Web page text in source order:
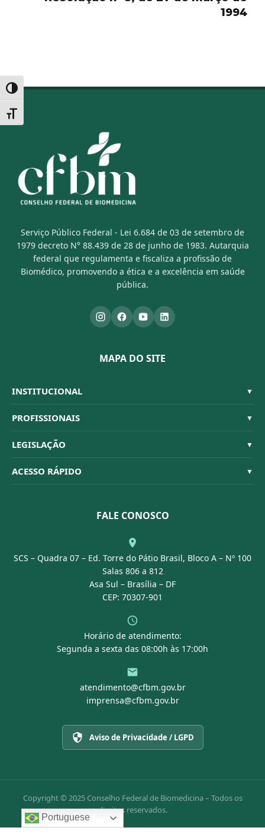
Alternar alto contraste
Alternar tamanho da fonte
1994
Serviço Público Federal - Lei 6.684 de 03 de setembro de
1979 decreto N° 88.439 de 28 de junho de 1983. Autarquia
federal que regulamenta e fiscaliza a profissão de
Biomédico, promovendo a ética e a excelência em saúde
pública.
MAPA DO SITE
INSTITUCIONAL ▼
Sistema CFBM
Quem Somos
Organograma
Conselheiros
PROFISSIONAIS ▼
Habilitações
Código de Ética
Dúvidas Frequentes
LEGISLAÇÃO ▼
Resoluções
ACESSO RÁPIDO ▼
Portal Transparência
FALE CONOSCO
SCS – Quadra 07 – Ed. Torre do Pátio Brasil, Bloco A – Nº 100
Salas 806 a 812
Asa Sul – Brasília – DF
CEP: 70307-901
Horário de atendimento:
Segunda a sexta das 08:00h às 17:00h
atendimento@cfbm.gov.br
imprensa@cfbm.gov.br
Aviso de Privacidade / LGPD
Copyright © 2025 Conselho Federal de Biomedicina – Todos os
direitos reservados.
Portuguese